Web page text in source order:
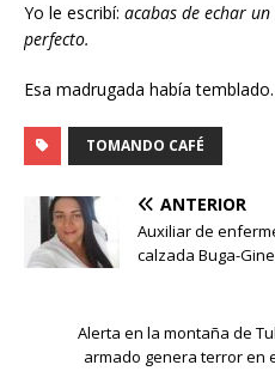
Yo le escribí: acabas de echar
perfecto.
Esa madrugada había temblado.
TOMANDO CAFÉ
ANTERIOR
Auxiliar de
calzada Buga-
Alerta en la montaña de
armado genera terror en